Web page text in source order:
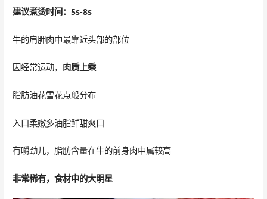
建议煮烫时间：5s-8s
牛的肩胛肉中最靠近头部的部位
因经常运动， 肉质上乘
脂肪油花雪花点般分布
入口柔嫩多油脂鲜甜爽口
有嚼劲儿，脂肪含量在牛的前身肉中属较高
非常稀有，食材中的大明星